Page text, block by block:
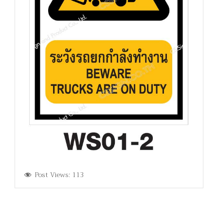
Post Views: 113